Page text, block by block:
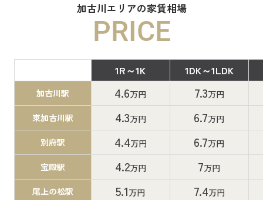
加古川エリアの家賃相場
PRICE
1R～1K 1DK～1LDK
加古川駅 4.6万円 7.3万円
東加古川駅 4.3万円 6.7万円
別府駅 4.4万円 6.7万円
宝殿駅 4.2万円 7万円
尾上の松駅 5.1万円 7.4万円